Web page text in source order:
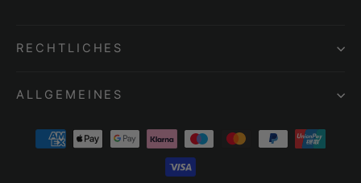
RECHTLICHES
ALLGEMEINES